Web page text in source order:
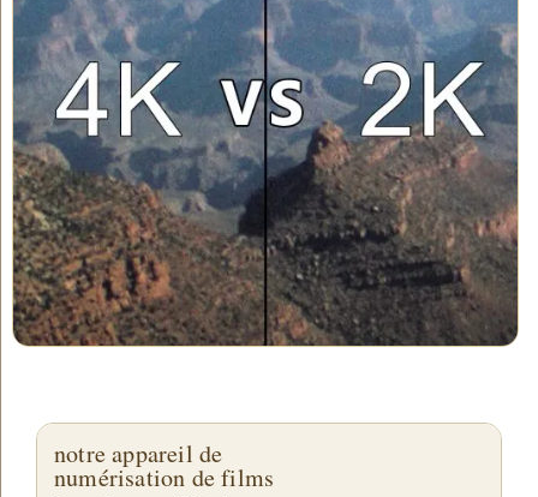
permettre d'obtenir un transfert mieux défini. Le 2K est la
meilleure option !
Si vous préférez aller droit au but, veuillez lire
notre conclusion plus succincte
Considérations et
Conclusions
Dans la Partie 2, nous parlerons de la quantité de
détails que le film 8mm peut contenir.
Résolution du
film 8mm
l'écrivain : Nathaniel Courtens
notre appareil de
numérisation de films